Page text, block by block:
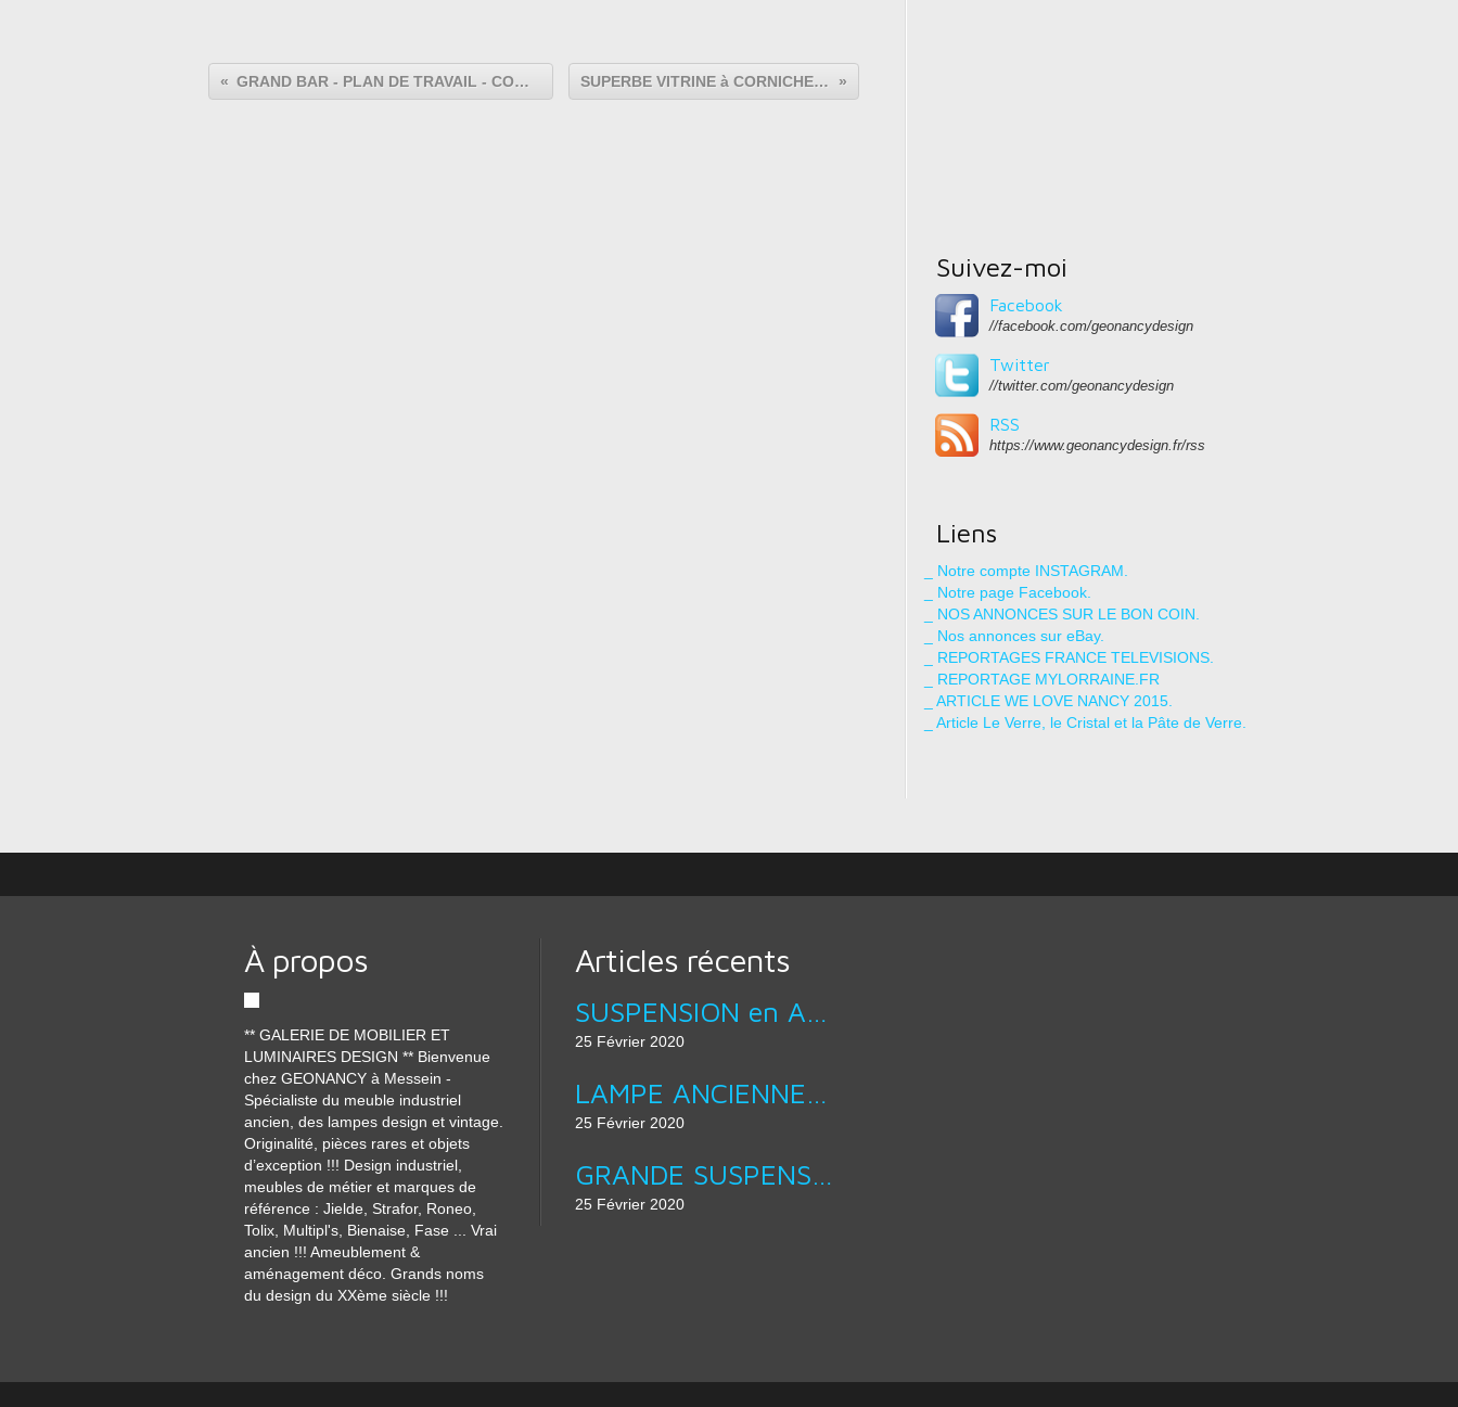
GRAND BAR - PLAN DE TRAVAIL - COMPTOIR - ÉTABLI : SUPERBE VITRINE à CORNICHE - ANNÉES 20' :
Suivez-moi
Facebook
//facebook.com/geonancydesign
Twitter
//twitter.com/geonancydesign
RSS
https://www.geonancydesign.fr/rss
Liens
_ Notre compte INSTAGRAM.
_ Notre page Facebook.
_ NOS ANNONCES SUR LE BON COIN.
_ Nos annonces sur eBay.
_ REPORTAGES FRANCE TELEVISIONS.
_ REPORTAGE MYLORRAINE.FR
_ ARTICLE WE LOVE NANCY 2015.
_ Article Le Verre, le Cristal et la Pâte de Verre.
À propos
** GALERIE DE MOBILIER ET
LUMINAIRES DESIGN ** Bienvenue
chez GEONANCY à Messein -
Spécialiste du meuble industriel
ancien, des lampes design et vintage.
Originalité, pièces rares et objets
d’exception !!! Design industriel,
meubles de métier et marques de
référence : Jielde, Strafor, Roneo,
Tolix, Multipl's, Bienaise, Fase ... Vrai
ancien !!! Ameublement &
aménagement déco. Grands noms
du design du XXème siècle !!!
Articles récents
SUSPENSION en ACIER BROSSÉ LAMPE ABAT JOUR DESIGN équipé douille E27 :
25 Février 2020
LAMPE ANCIENNE - APPLIQUE MURALE COL DE CYGNE :
25 Février 2020
GRANDE SUSPENSION 40 CM DE DIAMÈTRE - ÉMAIL D’ORIGINE EN VERT & BLANC :
25 Février 2020